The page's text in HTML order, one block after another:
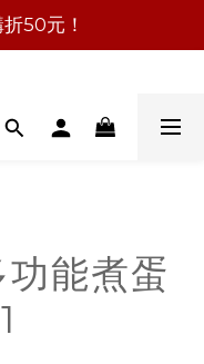
50元！
功能煮蛋